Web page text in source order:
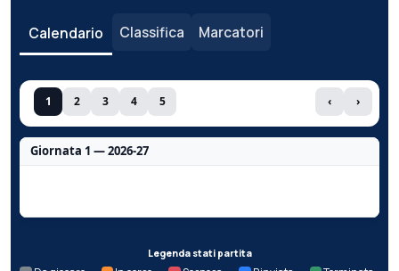
Calendario Classifica Marcatori
1 2 3 4 5 ‹ ›
Giornata 1 — 2026-27
Legenda stati partita